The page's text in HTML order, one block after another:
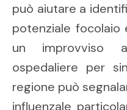
può aiutare a
potenziale focolaio
un improvviso
ospedaliere per
regione può
influenzale